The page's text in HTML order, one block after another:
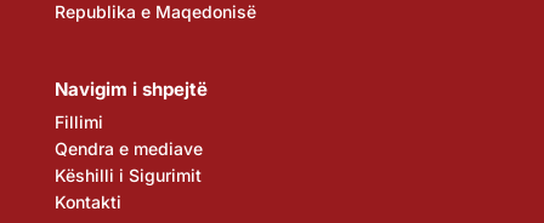
Republika e Maqedonisë
Navigim i shpejtë
Fillimi
Qendra e mediave
Këshilli i Sigurimit
Kontakti